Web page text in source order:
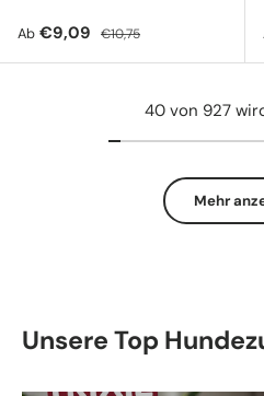
Verkaufspreis
Ab €9,09 Normaler Preis
€10,75
40 von 927
Mehr
Unsere Top